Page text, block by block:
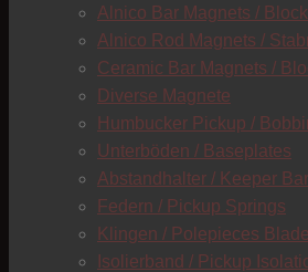
Alnico Bar Magnets /
Alnico Rod Magnets /
Ceramic Bar Magnets /
Diverse Magnete
Humbucker Pickup /
Unterböden / Baseplates
Abstandhalter / Keeper Bar
Federn / Pickup Springs
Klingen / Polepieces
Isolierband / Pickup